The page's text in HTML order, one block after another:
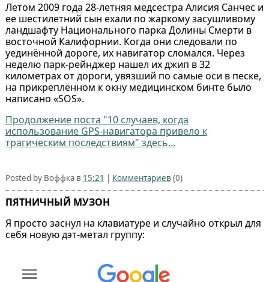
Летом 2009 года 28-летняя медсестра Алисия Санчес и
ее шестилетний сын ехали по жаркому засушливому
ландшафту Национального парка Долины Смерти в
восточной Калифорнии. Когда они следовали по
уединённой дороге, их навигатор сломался. Через
неделю парк-рейнджер нашел их джип в 32
километрах от дороги, увязший по самые оси в песке,
на прикреплённом к окну медицинском бинте было
написано «SOS».
Продолжение поста "10 случаев, когда
использование GPS-навигатора привело к
трагическим последствиям" здесь...
Posted by Воффка в 15:21 | Комментариев (0)
ПЯТНИЧНЫЙ МУЗОН
Я просто заснул на клавиатуре и случайно открыл для
себя новую дэт-метал группу: